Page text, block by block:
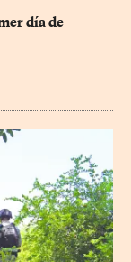
día de